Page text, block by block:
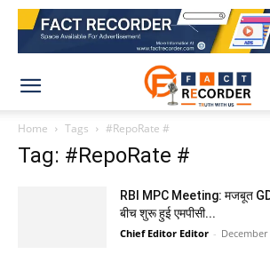
Home Tags #RepoRate #
Tag: #RepoRate #
RBI MPC Meeting: मजबूत
बीच शुरू हुई एमपीसी...
Chief Editor Editor - December